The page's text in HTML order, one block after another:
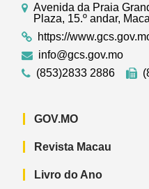
Avenida da Praia
Plaza, 15.º andar,
https://
info@gcs.gov.mo
(853)2833 2886
GOV.MO
Revista Macau
Livro do Ano